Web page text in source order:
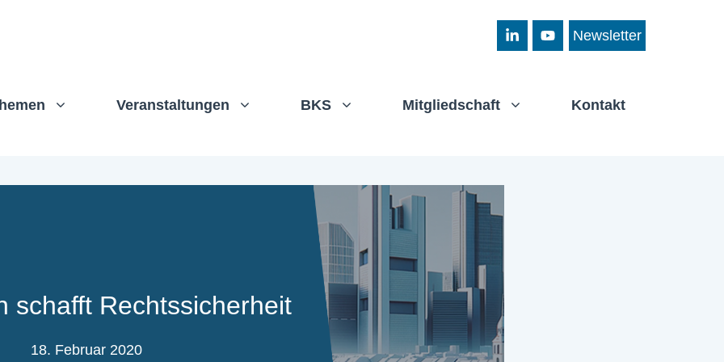
Newsletter
Veranstaltungen BKS Mitgliedschaft Kontakt
schafft Rechtssicherheit
18. Februar 2020